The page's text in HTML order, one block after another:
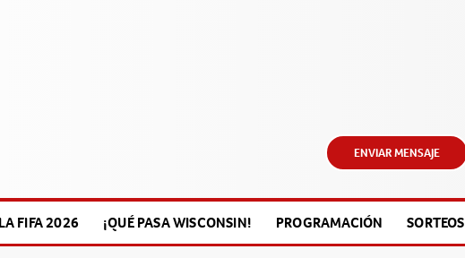
ENVIAR MENSAJE
FIFA 2026 ¡QUÉ PASA WISCONSIN! PROGRAMACIÓN SORTEOS